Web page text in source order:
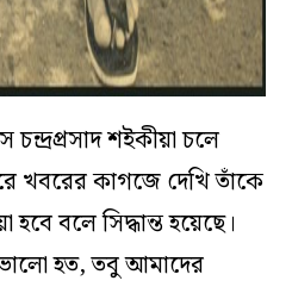
শইকীয়া চলে
খবরের কাগজে দেখি তাঁকে
বলে সিদ্ধান্ত হয়েছে।
ভালো হত, তবু আমাদের